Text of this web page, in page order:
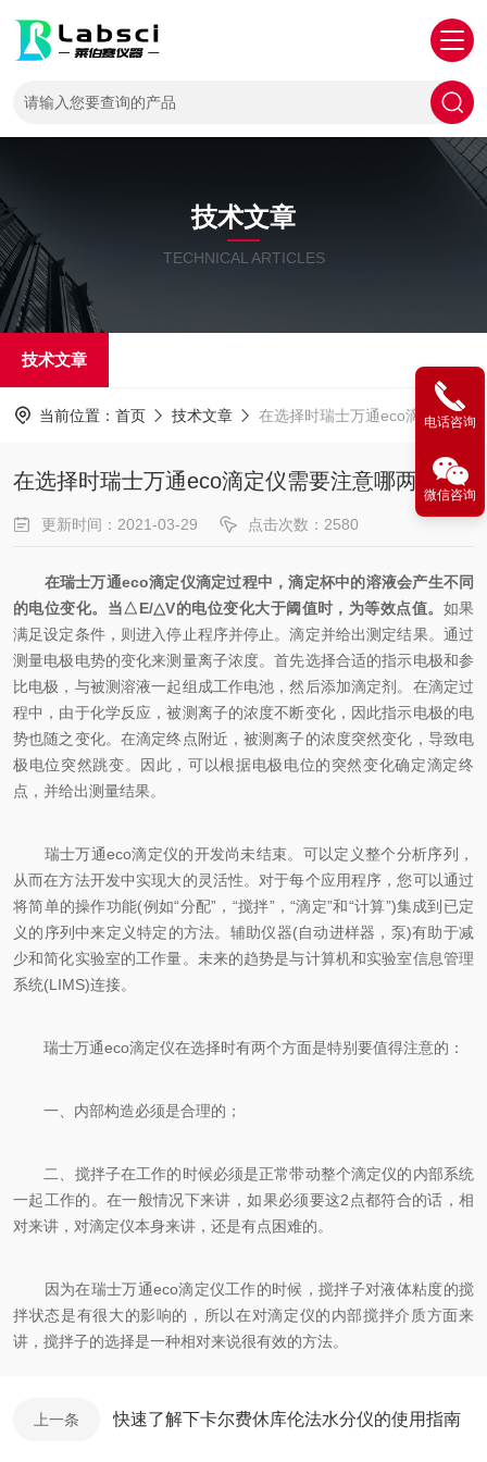
技术文章
TECHNICAL ARTICLES
技术文章
当前位置： 首页 技术文章 在选择时瑞士万通eco滴定仪需要注意哪两方面
在选择时瑞士万通eco滴定仪需要注意哪两方面
更新时间：2021-03-29 点击次数：2580
在瑞士万通eco滴定仪滴定过程中，滴定杯中的溶液会产生不同
的电位变化。当△E/△V的电位变化大于阈值时，为等效点值。 如果
满足设定条件，则进入停止程序并停止。滴定并给出测定结果。通过
测量电极电势的变化来测量离子浓度。首先选择合适的指示电极和参
比电极，与被测溶液一起组成工作电池，然后添加滴定剂。在滴定过
程中，由于化学反应，被测离子的浓度不断变化，因此指示电极的电
势也随之变化。在滴定终点附近，被测离子的浓度突然变化，导致电
极电位突然跳变。因此，可以根据电极电位的突然变化确定滴定终
点，并给出测量结果。
瑞士万通eco滴定仪的开发尚未结束。可以定义整个分析序列，
从而在方法开发中实现大的灵活性。对于每个应用程序，您可以通过
将简单的操作功能(例如“分配”，“搅拌”，“滴定”和“计算”)集成到已定
义的序列中来定义特定的方法。辅助仪器(自动进样器，泵)有助于减
少和简化实验室的工作量。未来的趋势是与计算机和实验室信息管理
系统(LIMS)连接。
瑞士万通eco滴定仪在选择时有两个方面是特别要值得注意的：
一、内部构造必须是合理的；
二、搅拌子在工作的时候必须是正常带动整个滴定仪的内部系统
一起工作的。在一般情况下来讲，如果必须要这2点都符合的话，相
对来讲，对滴定仪本身来讲，还是有点困难的。
因为在瑞士万通eco滴定仪工作的时候，搅拌子对液体粘度的搅
拌状态是有很大的影响的，所以在对滴定仪的内部搅拌介质方面来
讲，搅拌子的选择是一种相对来说很有效的方法。
上一条 快速了解下卡尔费休库伦法水分仪的使用指南
电话咨询
微信咨询